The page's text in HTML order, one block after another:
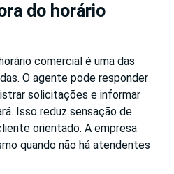
do horário
comercial é uma das
O agente pode responder
solicitações e informar
Isso reduz sensação de
orientado. A empresa
quando não há atendentes